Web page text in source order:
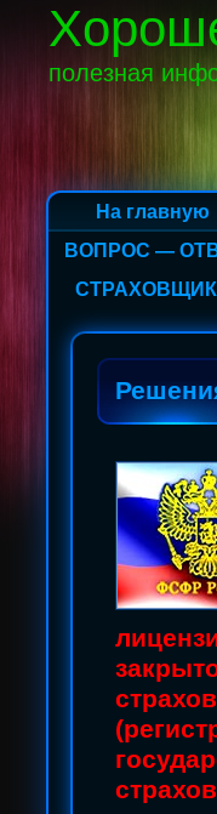
полезная
На главную
ВОПРОС —